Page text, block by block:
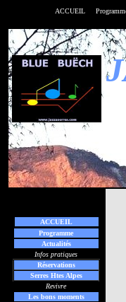
ACCUEIL
ACCUEIL
Programme
Actualités
Infos pratiques
Réservations
Serres Htes Alpes
Revivre
Les bons moments